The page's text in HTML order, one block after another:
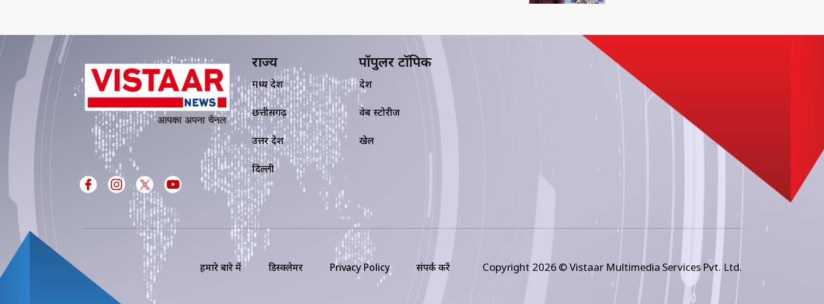
राज्य
मध्य प्रदेश
छत्तीसगढ़
उत्तर प्रदेश
दिल्ली
पॉपुलर टॉपिक
देश
वेब स्टोरीज
खेल
हमारे बारे में डिस्क्लेमर Privacy Policy संपर्क करें Copyright 2026 © Vistaar Multimedia Services Pvt. Ltd.